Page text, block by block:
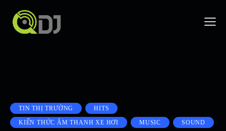
TIN THỊ TRƯỜNG
HITS
KIẾN THỨC ÂM THANH XE HƠI
MUSIC SOUND